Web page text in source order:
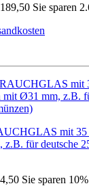
Sie sparen
mit 35
für deutsche
Sie sparen